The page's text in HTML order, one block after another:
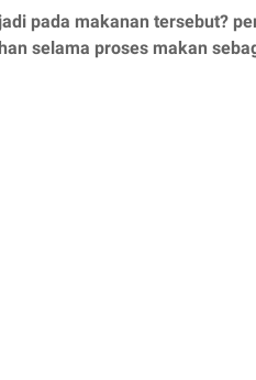
pada makanan tersebut?
selama proses makan